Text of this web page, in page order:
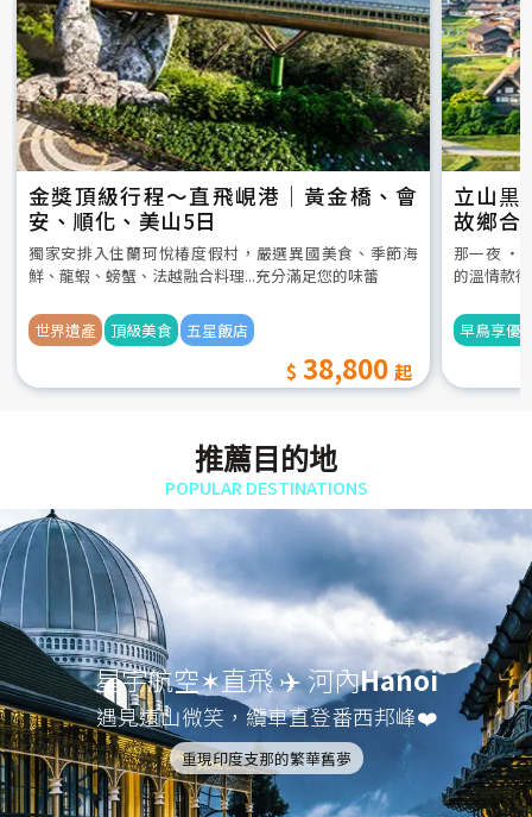
金獎頂級行程～直飛峴港｜黃金橋、會
安、順化、美山5日
獨家安排入住蘭珂悅椿度假村，嚴選異國美食、季節海
鮮、龍蝦、螃蟹、法越融合料理...充分滿足您的味蕾
世界遺產 頂級美食 五星飯店
38,800
立山黒
故鄉合
5日
那一夜 ‧
的溫情款
早鳥享優
推薦目的地
POPULAR DESTINATIONS
星宇航空✶直飛 ✈️ 河內Hanoi
遇見遠山微笑，纜車直登番西邦峰❤️
重現印度支那的繁華舊夢